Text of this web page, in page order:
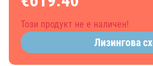
Този продукт не е наличен!
Лизингова